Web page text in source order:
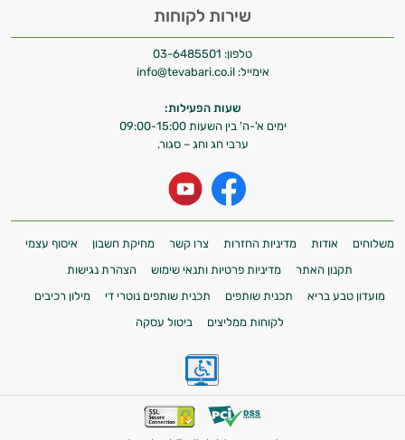
שירות לקוחות
טלפון: 03-6485501
אימייל: info@tevabari.co.il
שעות הפעילות:
ימים א'-ה' בין השעות 09:00-15:00
ערבי חג וחג – סגור.
משלוחים אודות מדיניות החזרות צרו קשר מחיקת חשבון
איסוף עצמי
תקנון האתר
מדיניות פרטיות ותנאי שימוש
הצהרת נגישות
מועדון טבע בריא
תכנית שותפים תכנית שותפים נוטרי די
מילון רכיבים
לקוחות ממליצים
ביטול עסקה